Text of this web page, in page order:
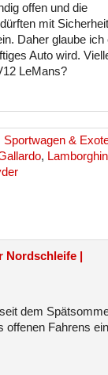
offen und die
mit
Daher glaube ich
Auto wird.
LeMans?
Sportwagen &
,
Nordschleife |
dem
offenen Fahrens